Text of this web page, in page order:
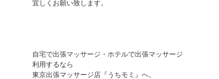
宜しくお願い致します。
自宅で出張マッサージ・ホテルで出張マッサージ
利用するなら
東京出張マッサージ店『うちモミ』へ。